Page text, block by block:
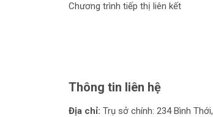
Chương trình tiếp thị liên kết
Thông tin liên hệ
Địa chỉ: Trụ sở chính: 234 Bình Thới,